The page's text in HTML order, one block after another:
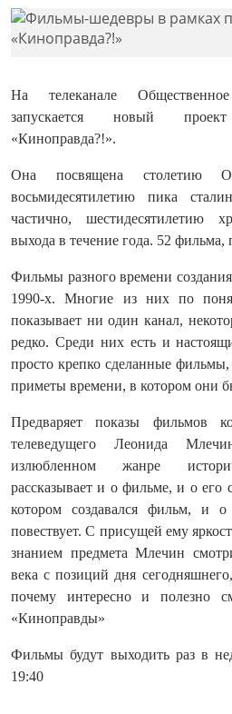
На телеканале
запускается новый
«Киноправда?!».
Она посвящена столетию
восьмидесятилетию пика
частично, шестидесятилетию
выхода в течение года. 52
Фильмы разного времени
1990-х. Многие из них по
показывает ни один канал,
редко. Среди них есть и
просто крепко сделанные
приметы времени, в котором они
Предваряет показы фильмов
телеведущего Леонида
излюбленном жанре
рассказывает и о фильме, и о его
котором создавался фильм, и
повествует. С присущей ему
знанием предмета Млечин
века с позиций дня
почему интересно и полезно
«Киноправды»
Фильмы будут выходить раз в
19:40